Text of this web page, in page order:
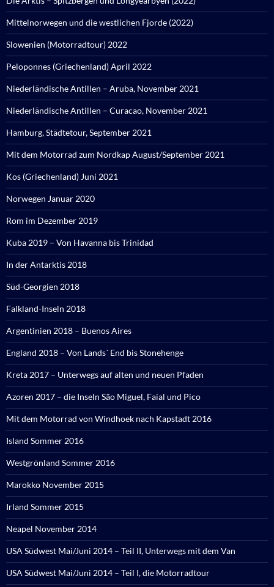
Mittelnorwegen und die westlichen Fjorde (2022)
Slowenien (Motorradtour) 2022
Peloponnes (Griechenland) April 2022
Niederländische Antillen – Aruba, November 2021
Niederländische Antillen – Curacao, November 2021
Hamburg, Städtetour, September 2021
Mit dem Motorrad zum Nordkap August/September 2021
Kos (Griechenland) Juni 2021
Norwegen Januar 2020
Rom im Dezember 2019
Kuba 2019 – Von Havanna bis Trinidad
In der Antarktis 2018
Süd-Georgien 2018
Falkland-Inseln 2018
Argentinien 2018 – Buenos Aires
England 2018 – Von Lands´ End bis Stonehenge
Kreta 2017 – Unterwegs auf alten und neuen Pfaden
Azoren 2017 – die Inseln São Miguel, Faial und Pico
Mit dem Motorrad von Windhoek nach Kapstadt 2016
Island Sommer 2016
Westgrönland Sommer 2016
Marokko November 2015
Irland Sommer 2015
Neapel November 2014
USA Südwest Mai/Juni 2014 – Teil II, Unterwegs mit dem Van
USA Südwest Mai/Juni 2014 – Teil I, die Motorradtour